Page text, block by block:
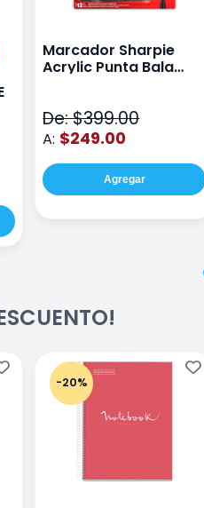
Marcador Sharpie
Acrylic Punta Bala
De: $399.00
A: $249.00
Agregar
-20%